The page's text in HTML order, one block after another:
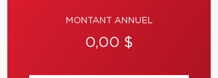
MONTANT ANNUEL
0,00 $